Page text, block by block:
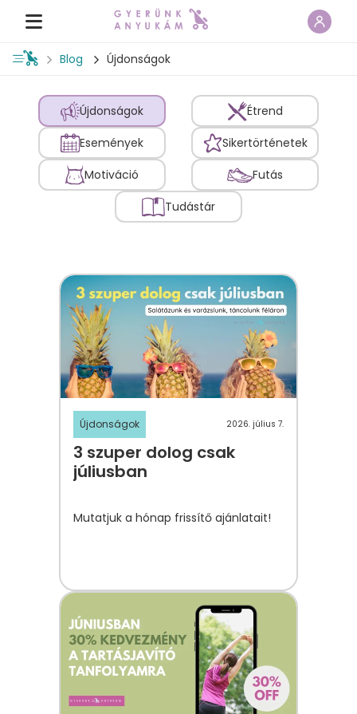
Blog Újdonságok
Újdonságok
Étrend
Események
Sikertörténetek
Motiváció
Futás
Tudástár
Újdonságok 2026. július 7.
3 szuper dolog csak
júliusban
Mutatjuk a hónap frissítő ajánlatait!